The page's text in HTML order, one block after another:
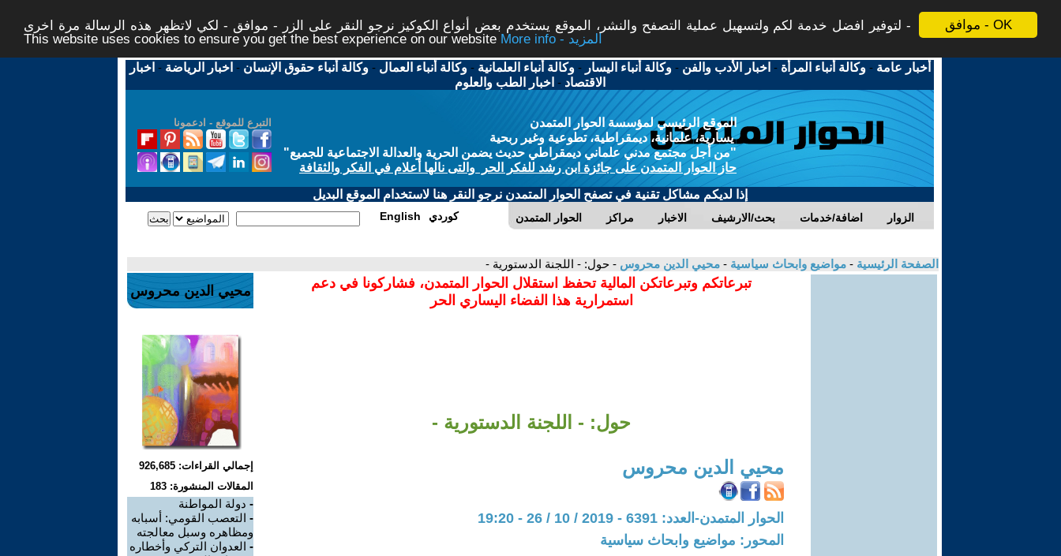
موافق - OK
لتوفير افضل خدمة لكم ولتسهيل عملية التصفح والنشر، الموقع يستخدم بعض أنواع الكوكيز نرجو النقر على الزر - موافق - لكي لاتظهر هذه الرسالة مرة اخرى -
This website uses cookies to ensure you get the best experience on our website
More info - المزيد
أخبار عامة -وكالة أنباء المرأة - اخبار الأدب والفن -وكالة أنباء اليسار -وكالة أنباء العلمانية -وكالة أنباء العمال -وكالة أنباء حقوق الإنسان - اخبار الرياضة - اخبار
الاقتصاد - اخبار الطب والعلوم
التبرع للموقع - ادعمونا
الموقع الرئيسي لمؤسسة الحوار المتمدن
يسارية، علمانية، ديمقراطية، تطوعية وغير ربحية
"من أجل مجتمع مدني علماني ديمقراطي حديث يضمن الحرية والعدالة الاجتماعية للجميع"
حاز الحوار المتمدن على جائزة ابن رشد للفكر الحر والتى نالها أعلام في الفكر والثقافة
إذا لديكم مشاكل تقنية في تصفح الحوار المتمدن نرجو النقر هنا لاستخدام الموقع البديل
الحوار المتمدن مراكز الاخبار بحث/الارشيف اضافة/خدمات الزوار English كوردي
الصفحة الرئيسية - مواضيع وابحاث سياسية - محيي الدين محروس - حول: - اللجنة الدستورية -
تبرعاتكم وتبرعاتكن المالية تحفظ استقلال الحوار المتمدن، فشاركونا في دعم
استمرارية هذا الفضاء اليساري الحر
حول: - اللجنة الدستورية -
محيي الدين محروس
الحوار المتمدن-العدد: 6391 - 2019 / 10 / 26 - 19:20
المحور: مواضيع وابحاث سياسية
محيي الدين محروس
إجمالي القراءات: 926,685
المقالات المنشورة: 183
- دولة المواطنة
- التعصب القومي: أسبابه
ومظاهره وسبل معالجته
- العدوان التركي وأخطاره